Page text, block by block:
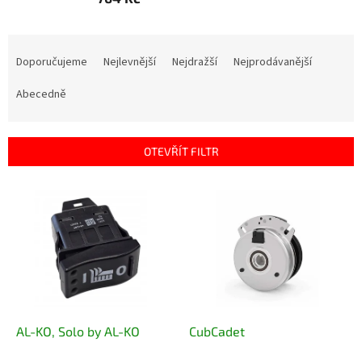
r
Doporučujeme Nejlevnější Nejdražší
Nejprodávanější
Abecedně
OTEVŘÍT FILTR
AL-KO, Solo by AL-KO
CubCadet